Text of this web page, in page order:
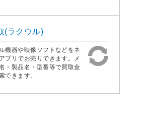
(ラクウル)
機器や映像ソフトなどをネ
プリでお売りできます。メ
・製品名・型番等で買取金
できます。